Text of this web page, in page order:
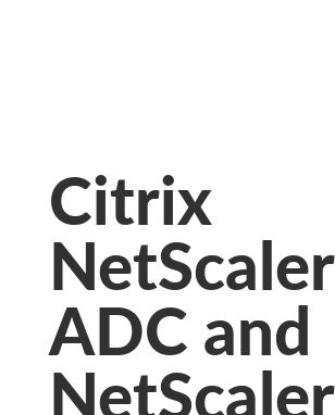
Citrix
NetScaler
ADC and
NetScaler